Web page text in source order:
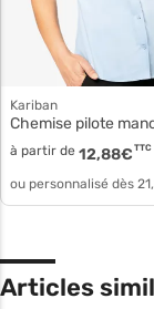
Kariban
Chemise pilote manches
à partir de 12,88€ TTC
ou personnalisé dès
Articles